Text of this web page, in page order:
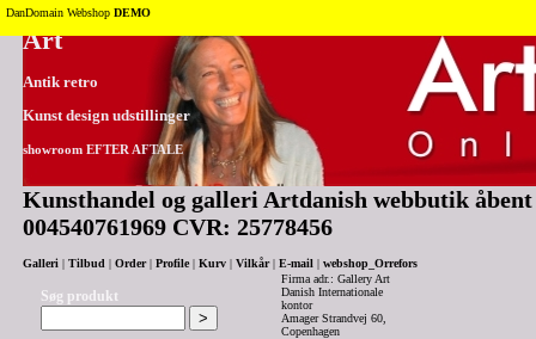
Tilbage til toppen
Art
Antik retro
Kunst design udstillinger
showroom EFTER AFTALE
Kunsthandel og galleri Artdanish webbutik
004540761969 CVR: 25778456
Galleri Tilbud Order| Profile| Kurv Vilkår| E-mail webshop_Orrefors
Søg produkt
Firma adr.: Gallery Art
Danish Internationale
kontor
Amager Strandvej 60,
Copenhagen
DanDomain Webshop DEMO